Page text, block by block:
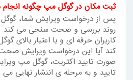
ثبت مکان در گوگل مپ چگونه
پس از درخواست ویرایش شما، گوگل
روند بررسی و صحت سنجی می کند.
کاربران حرفه ای و با اعتبار
کند آیا این درخواست ویرایش صحت
صورت تایید اکثریت، گوگل مپ
تایید و به مرحله ی انتشار نهایی می